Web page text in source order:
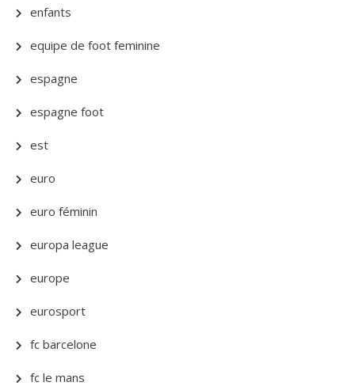
enfants
equipe de foot feminine
espagne
espagne foot
est
euro
euro féminin
europa league
europe
eurosport
fc barcelone
fc le mans